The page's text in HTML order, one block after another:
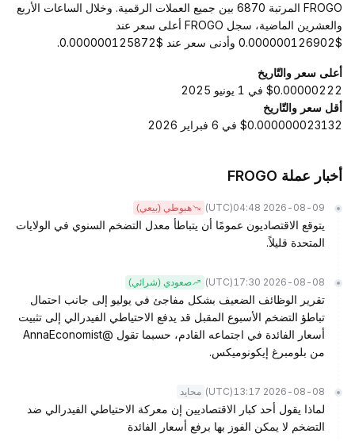
FROGO المرتبة 6870 بين جميع العملات الرقمية. وخلال الساعات الأربع
والعشرين الماضية، سجل FROGO أعلى سعر عند
$0.000000126902 وأدنى سعر عند $0.000000125872.
أعلى سعر والتّاريخ
$0.00000222 في 1 يونيو 2025
أقل سعر والتّاريخ
$0.000000023132 في 6 فبراير 2026
أخبار عملة FROGO
2026-08-09 04:48
(UTC) هبوطي (بيعي)
يتوقع الاقتصاديون عمومًا أن يتباطأ معدل التضخم السنوي في الولايات
المتحدة قليلاً.
2026-08-08 17:30
(UTC) صعودي (شرائي)
تقرير الوظائف الضعيف بشكل مفاجئ في يوليو إلى جانب احتمال
تباطؤ التضخم الأسبوع المقبل قد يدفع الاحتياطي الفيدرالي إلى تثبيت
أسعار الفائدة في اجتماعه القادم، حسبما تقول @AnnaEconomist
من بلومبرغ إيكونوميكس.
2026-08-08 13:17
(UTC) محايد
لماذا يقول أحد كبار الاقتصاديين إن معركة الاحتياطي الفيدرالي ضد
التضخم لا يمكن الفوز بها برفع أسعار الفائدة